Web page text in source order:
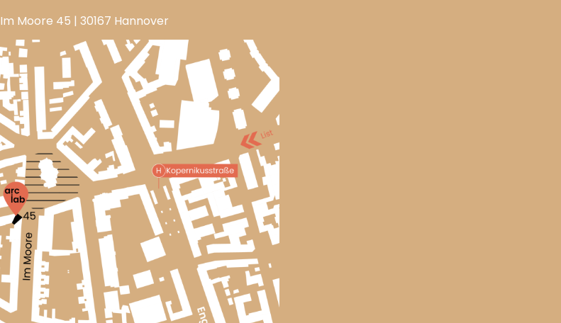
Im Moore 45 | 30167 Hannover